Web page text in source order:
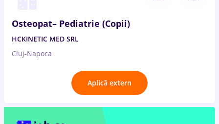
Osteopat– Pediatrie (Copii)
HCKINETIC MED SRL
Cluj-Napoca
Aplică extern